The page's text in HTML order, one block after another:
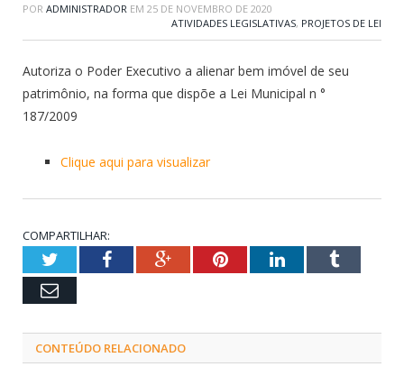
POR ADMINISTRADOR EM 25 DE NOVEMBRO DE 2020
ATIVIDADES LEGISLATIVAS, PROJETOS DE LEI
Autoriza o Poder Executivo a alienar bem imóvel de seu
patrimônio, na forma que dispõe a Lei Municipal n °
187/2009
Clique aqui para visualizar
COMPARTILHAR:
TwitterFacebookGoogle+PinterestLinkedInTumblr
Email
CONTEÚDO RELACIONADO